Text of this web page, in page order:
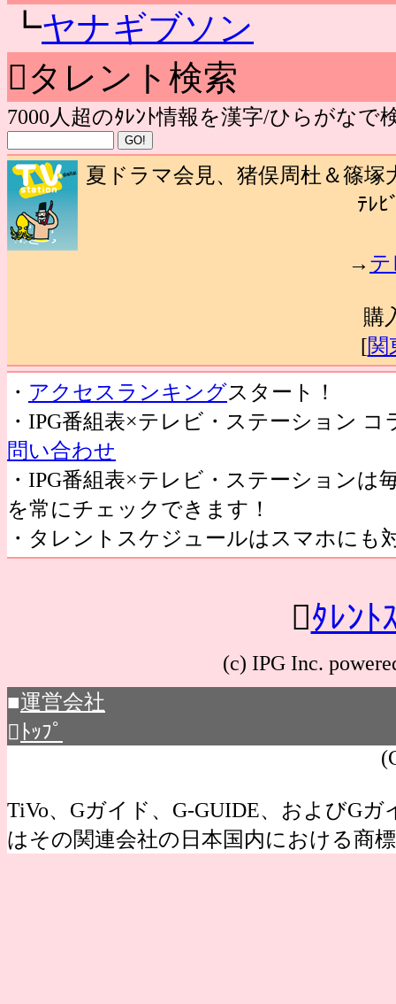
┗ヤナギブソン
タレント検索
7000人超のﾀﾚﾝﾄ情報を漢字/ひらがなで
夏ドラマ会見、猪俣周杜＆篠塚
ﾃﾚﾋ
→
購
[関
・ アクセスランキングスタート！
・IPG番組表×テレビ・ステーション
問い合わせ
・IPG番組表×テレビ・ステーション
を常にチェックできます！
・タレントスケジュールはスマホにも
ﾀﾚﾝﾄ
(c) IPG Inc.
■運営会社
 ﾄｯﾌﾟ
TiVo、Gガイド、G-GUIDE、およびG
はその関連会社の日本国内における商